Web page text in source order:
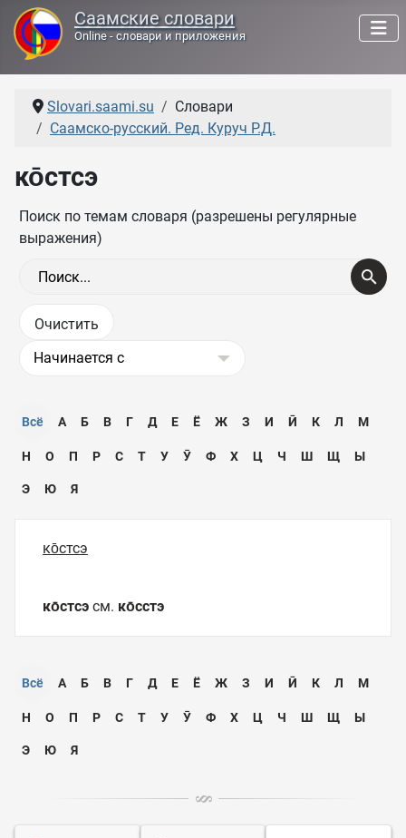
Саамские словари
Online - словари и приложения
Slovari.saami.su
Словари
Саамско-русский. Ред. Куруч Р.Д.
ко̄стсэ
Поиск по темам словаря (разрешены регулярные
выражения)
Всё А Б В Г Д Е Ё Ж З И Ӣ К Л М
Н О П Р С Т У Ӯ Ф Х Ц Ч Ш Щ Ы
Э Ю Я
ко̄стсэ
ко̄стсэ см. ко̄сстэ
Всё А Б В Г Д Е Ё Ж З И Ӣ К Л М
Н О П Р С Т У Ӯ Ф Х Ц Ч Ш Щ Ы
Э Ю Я